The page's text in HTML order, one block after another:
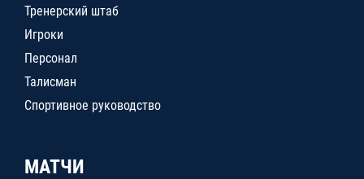
Тренерский штаб
Игроки
Персонал
Талисман
Спортивное руководство
МАТЧИ